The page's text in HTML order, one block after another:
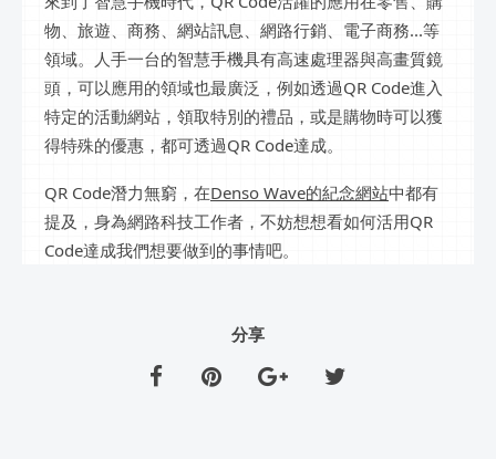
物、旅遊、商務、網站訊息、網路行銷、電子商務...等
領域。人手一台的智慧手機具有高速處理器與高畫質鏡
頭，可以應用的領域也最廣泛，例如透過QR Code進入
特定的活動網站，領取特別的禮品，或是購物時可以獲
得特殊的優惠，都可透過QR Code達成。
QR Code潛力無窮，在Denso Wave的紀念網站中都有
提及，身為網路科技工作者，不妨想想看如何活用QR
Code達成我們想要做到的事情吧。
分享